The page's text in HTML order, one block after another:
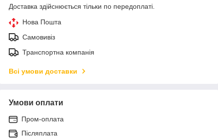
Доставка здійснюється тільки по передоплаті.
Нова Пошта
Самовивіз
Транспортна компанія
Всі умови доставки
Умови оплати
Пром-оплата
Післяплата